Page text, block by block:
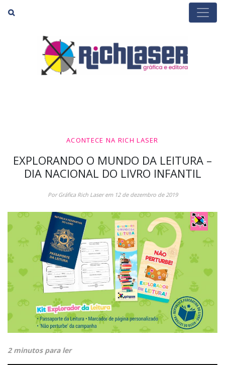
ACONTECE NA RICH LASER
EXPLORANDO O MUNDO DA LEITURA –
DIA NACIONAL DO LIVRO INFANTIL
Por Gráfica Rich Laser em 12 de dezembro de 2019
2 minutos para ler